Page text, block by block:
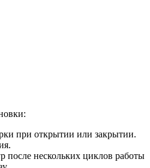
при открытии или закрытии.
после нескольких циклов работы